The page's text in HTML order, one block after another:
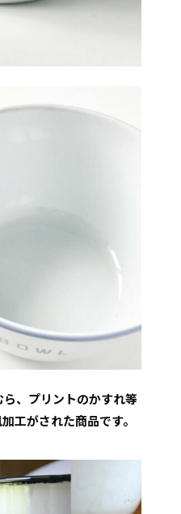
、プリントのかすれ等
工がされた商品です。